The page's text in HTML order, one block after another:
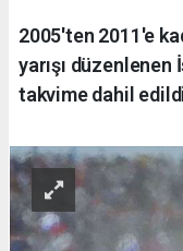
2005'ten 2011'e
yarışı düzenlenen
takvime dahil